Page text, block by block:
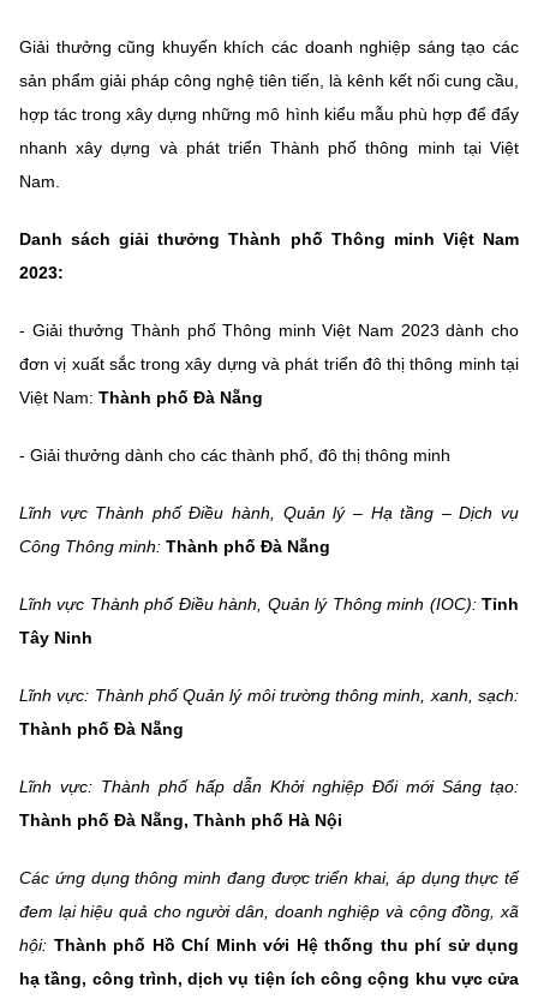
Giải thưởng cũng khuyến khích các doanh nghiệp sáng tạo các
sản phẩm giải pháp công nghệ tiên tiến, là kênh kết nối cung cầu,
hợp tác trong xây dựng những mô hình kiểu mẫu phù hợp để đẩy
nhanh xây dựng và phát triển Thành phố thông minh tại Việt
Nam.
Danh sách giải thưởng Thành phố Thông minh Việt Nam
2023:
- Giải thưởng Thành phố Thông minh Việt Nam 2023 dành cho
đơn vị xuất sắc trong xây dựng và phát triển đô thị thông minh tại
Việt Nam: Thành phố Đà Nẵng
- Giải thưởng dành cho các thành phố, đô thị thông minh
Lĩnh vực Thành phố Điều hành, Quản lý – Hạ tầng – Dịch vụ
Công Thông minh: Thành phố Đà Nẵng
Lĩnh vực Thành phố Điều hành, Quản lý Thông minh (IOC): Tỉnh
Tây Ninh
Lĩnh vực: Thành phố Quản lý môi trường thông minh, xanh, sạch:
Thành phố Đà Nẵng
Lĩnh vực: Thành phố hấp dẫn Khởi nghiệp Đổi mới Sáng tạo:
Thành phố Đà Nẵng, Thành phố Hà Nội
Các ứng dụng thông minh đang được triển khai, áp dụng thực tế
đem lại hiệu quả cho người dân, doanh nghiệp và cộng đồng, xã
hội: Thành phố Hồ Chí Minh với Hệ thống thu phí sử dụng
hạ tầng, công trình, dịch vụ tiện ích công cộng khu vực cửa